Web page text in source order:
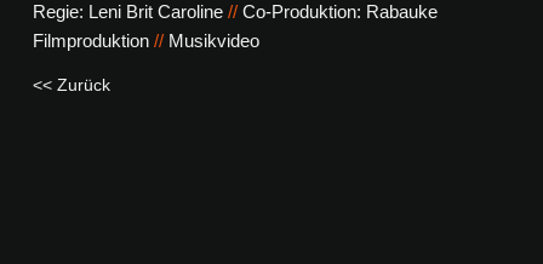
Regie: Leni Brit Caroline// Co-Produktion: Rabauke
Filmproduktion// Musikvideo
<< Zurück